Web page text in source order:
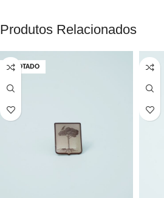
Produtos Relacionados
ESGOTADO